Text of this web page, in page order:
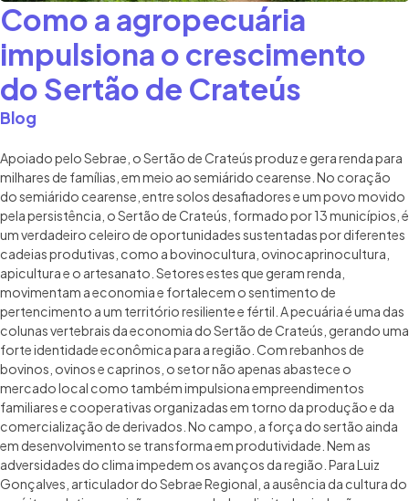
Como a agropecuária
impulsiona o crescimento
do Sertão de Crateús
Blog
Apoiado pelo Sebrae, o Sertão de Crateús produz e gera renda para
milhares de famílias, em meio ao semiárido cearense. No coração
do semiárido cearense, entre solos desafiadores e um povo movido
pela persistência, o Sertão de Crateús, formado por 13 municípios, é
um verdadeiro celeiro de oportunidades sustentadas por diferentes
cadeias produtivas, como a bovinocultura, ovinocaprinocultura,
apicultura e o artesanato. Setores estes que geram renda,
movimentam a economia e fortalecem o sentimento de
pertencimento a um território resiliente e fértil. A pecuária é uma das
colunas vertebrais da economia do Sertão de Crateús, gerando uma
forte identidade econômica para a região. Com rebanhos de
bovinos, ovinos e caprinos, o setor não apenas abastece o
mercado local como também impulsiona empreendimentos
familiares e cooperativas organizadas em torno da produção e da
comercialização de derivados. No campo, a força do sertão ainda
em desenvolvimento se transforma em produtividade. Nem as
adversidades do clima impedem os avanços da região. Para Luiz
Gonçalves, articulador do Sebrae Regional, a ausência da cultura do